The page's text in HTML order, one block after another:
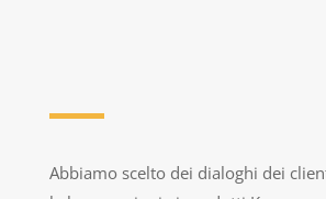
Abbiamo scelto dei dialoghi dei